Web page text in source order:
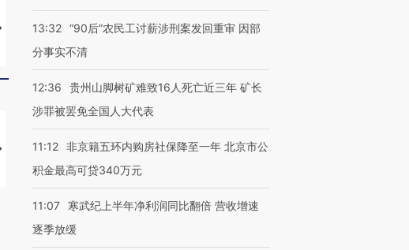
马航飞行员跨国走私7万
视线｜被称为“蟑螂”的印
视线｜“入侵”还是“人道危
【推广】走进第四届链博
会，让数智科技“链”接产
【特别呈现】寻找100种
有意思的生活方式·第三对
【商旅对话】华住集团
13:32 “90后”农民工讨薪涉刑案发回重审 因部
分事实不清
12:36
贵州山脚树矿难致16人死亡近三年 矿长
涉罪被罢免全国人大代表
11:12 非京籍五环内购房社保降至一年 北京市公
积金最高可贷340万元
11:07
寒武纪上半年净利润同比翻倍 营收增速
逐季放缓